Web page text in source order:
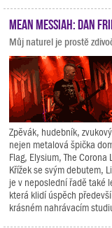
Mean Messiah: Dan
Můj naturel je prostě
Zpěvák, hudebník,
nejen metalová špička
Flag, Elysium, The
Křížek se svým debutem,
je v neposlední řadě také
která klidí úspěch
krásném nahrávacím